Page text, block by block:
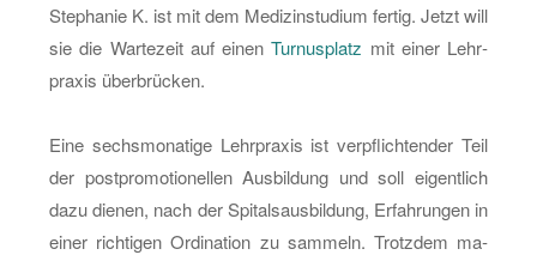
Ste­pha­nie K. ist mit dem Me­di­zin­stu­di­um fer­tig. Jetzt will
sie die War­te­zeit auf einenTur­nus­platz mit einer Lehr­
pra­xis über­brü­cken.
Eine sechs­mo­na­ti­ge Lehr­pra­xis ist ver­pflich­ten­der Teil
der post­pro­mo­tio­nel­len Aus­bil­dung und soll ei­gent­lich
dazu die­nen, nach der Spi­tals­aus­bil­dung, Er­fah­run­gen in
einer rich­ti­gen Or­di­na­ti­on zu sam­meln. Trotz­dem ma­